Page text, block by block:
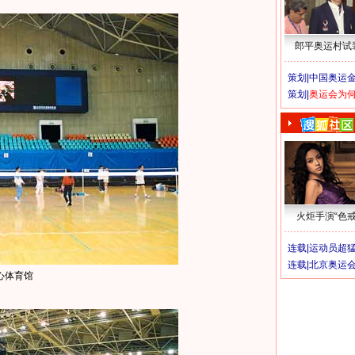
体育馆
郎平奥运村试
策划| 中国奥运
策划| 奥运会为
火炬手演“色
连载| 运动员超
连载| 北京奥运